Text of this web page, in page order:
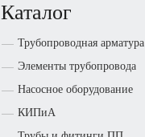
Каталог
Трубопроводная арматура
Элементы трубопровода
Насосное оборудование
КИПиА